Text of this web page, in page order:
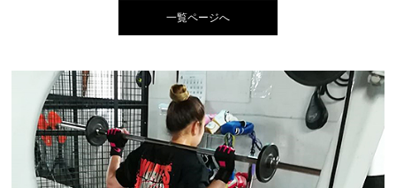
一覧ページへ